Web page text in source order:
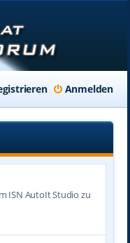
Anmelden
ISN AutoIt Studio zu